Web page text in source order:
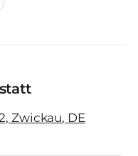
Zwickau, DE